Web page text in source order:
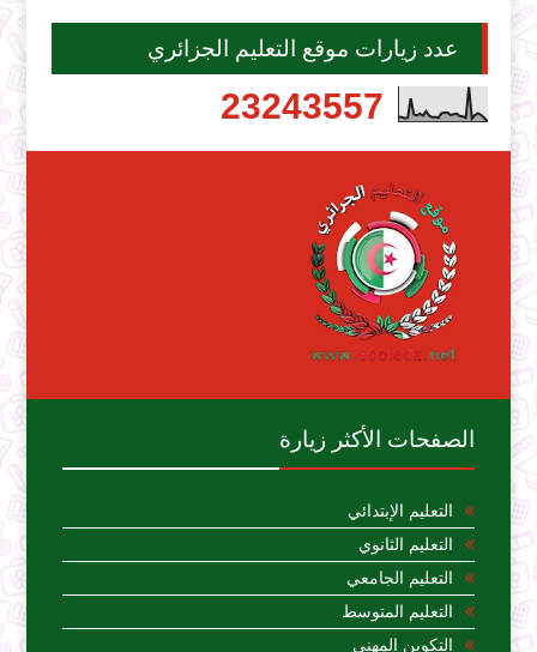
عدد زيارات موقع التعليم الجزائري
23243557
الصفحات الأكثر زيارة
التعليم الإبتدائي
التعليم الثانوي
التعليم الجامعي
التعليم المتوسط
التكوين المهني